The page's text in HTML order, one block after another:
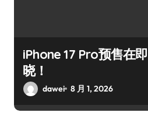
iPhone 17 Pro预售在
晓！
dawei 8 月 1, 2026